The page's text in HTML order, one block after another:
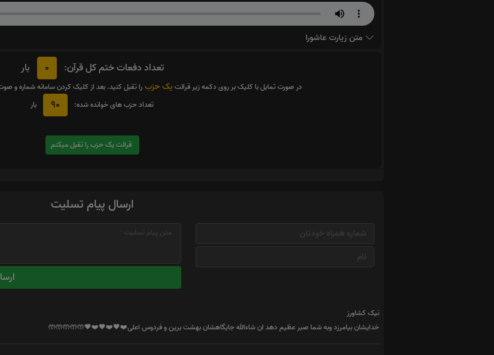
متن زیارت عاشورا
تعداد دفعات ختم کل قرآن: 0 بار
در صورت تمایل با کلیک بر روی دکمه زیر قرائت یک حزبرا تقبل کنید. بعد از کلیک کردن سامانه شماره و
تعداد حزب های خوانده شده:
90 بار
قرائت یک حزب را تقبل میکنم
ارسال پیام تسلیت
نیک کشاورز
خدایشان بیامرزد وبه شما صبر عظیم دهد ان شاءالله جایگاهشان بهشت برین و فردوس اعلی❤️🖤❤️🖤❤️🖤🤲🤲🤲🤲🤲